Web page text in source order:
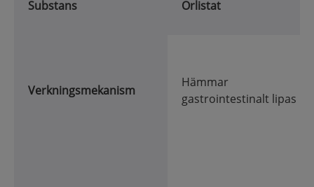
Substans Orlistat
Verkningsmekanism
Hämmar
gastrointestinalt lipas